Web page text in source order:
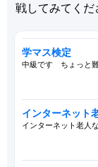
戦してみてくだ
学マス検定
中級です ちょっと
インターネット
インターネット老人